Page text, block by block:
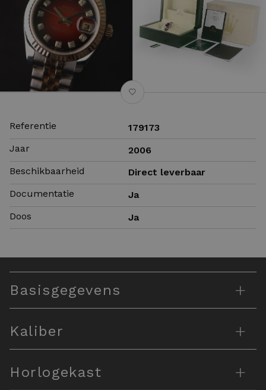
Referentie
179173
Jaar
2006
Beschikbaarheid
Direct leverbaar
Documentatie
Ja
Doos
Ja
Basisgegevens +
Kaliber +
Horlogekast +